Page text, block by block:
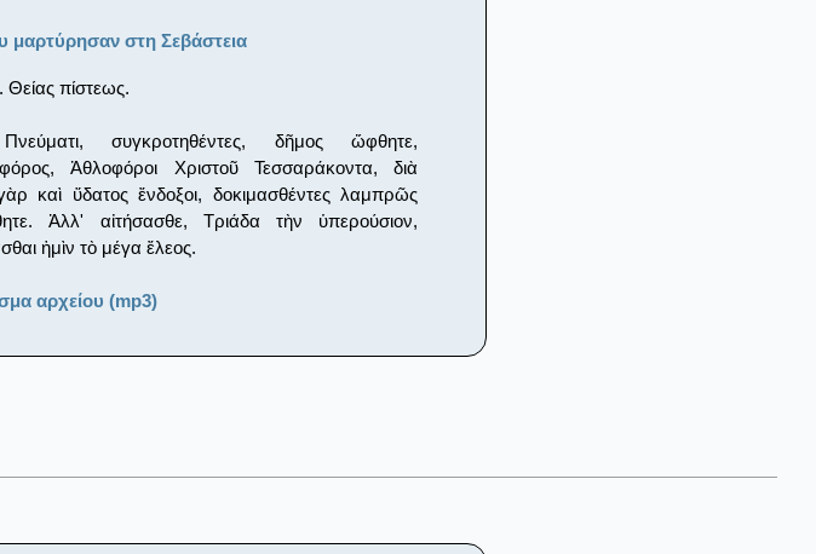
μαρτύρησαν στη Σεβάστεια
Θείας πίστεως.
συγκροτηθέντες, δῆμος ὤφθητε,
Ἀθλοφόροι Χριστοῦ Τεσσαράκοντα, διὰ
καὶ ὕδατος ἔνδοξοι, δοκιμασθέντες λαμπρῶς
Ἀλλ' αἰτήσασθε, Τριάδα τὴν ὑπερούσιον,
ἠμὶν τὸ μέγα ἔλεος.
αρχείου (mp3)